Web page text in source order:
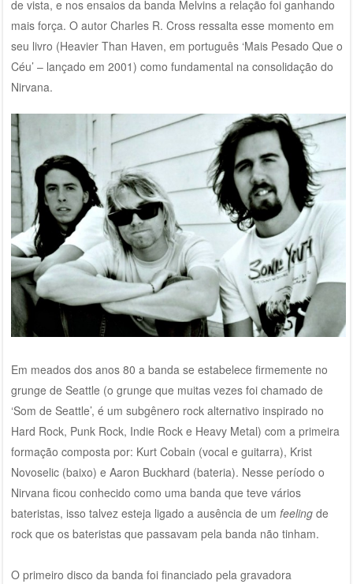
de vista, e nos ensaios da banda Melvins a relação foi ganhando
mais força. O autor Charles R. Cross ressalta esse momento em
seu livro (Heavier Than Haven, em português ‘Mais Pesado Que o
Céu’ – lançado em 2001) como fundamental na consolidação do
Nirvana.
Em meados dos anos 80 a banda se estabelece firmemente no
grunge de Seattle (o grunge que muitas vezes foi chamado de
‘Som de Seattle’, é um subgênero rock alternativo inspirado no
Hard Rock, Punk Rock, Indie Rock e Heavy Metal) com a primeira
formação composta por: Kurt Cobain (vocal e guitarra), Krist
Novoselic (baixo) e Aaron Buckhard (bateria). Nesse período o
Nirvana ficou conhecido como uma banda que teve vários
bateristas, isso talvez esteja ligado a ausência de um feeling de
rock que os bateristas que passavam pela banda não tinham.
O primeiro disco da banda foi financiado pela gravadora